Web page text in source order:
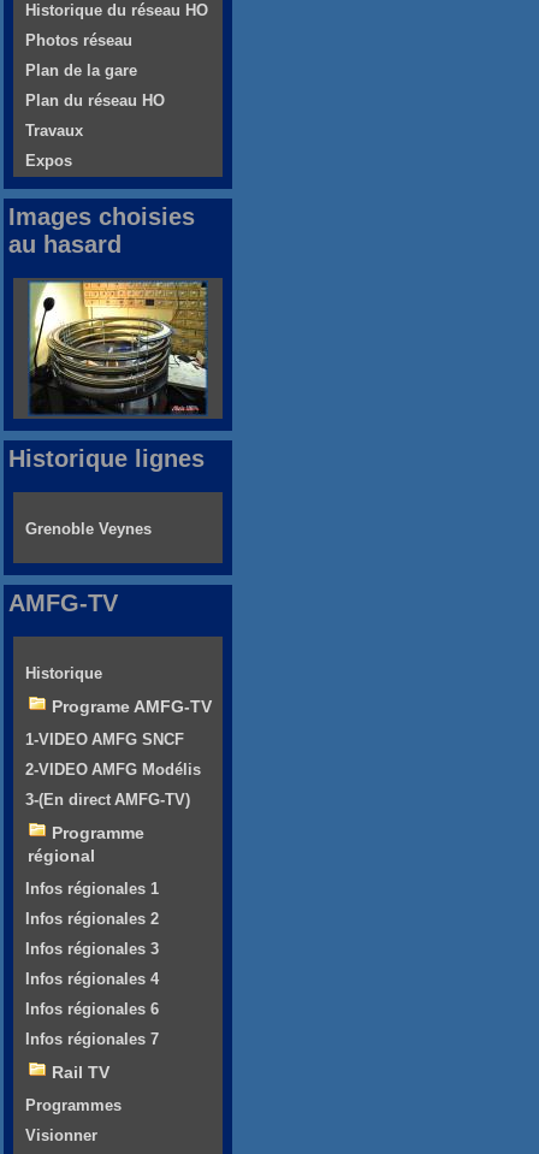
Historique du réseau HO
Photos réseau
Plan de la gare
Plan du réseau HO
Travaux
Expos
Images choisies
au hasard
Historique lignes
Grenoble Veynes
AMFG-TV
Historique
Programe AMFG-TV
1-VIDEO AMFG SNCF
2-VIDEO AMFG Modélis
3-(En direct AMFG-TV)
Programme
régional
Infos régionales 1
Infos régionales 2
Infos régionales 3
Infos régionales 4
Infos régionales 6
Infos régionales 7
Rail TV
Programmes
Visionner